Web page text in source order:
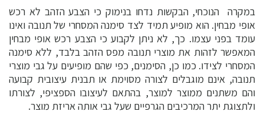
במקרה הנוכחי, הבקשות נדחו בנימוק כי הצבע הזהב לא רכש
אופי מבחין. הוא מופיע תמיד לצד סימנה המסחרי של תנובה ואינו
עומד בפני עצמו. כך, לא ניתן לקבוע כי הצבע רכש אופי מבחין
המאפשר לזהות את מוצרי תנובה מפס הזהב בלבד, ללא סימנה
המסחרי לצידו. כמו כן, הסימנים, כפי שהם מופיעים על גבי מוצרי
תנובה, אינם מוגבלים לצורה מסוימת או תבנית עיצובית קבועה
והם משתנים ממוצר למוצר, בהתאם לעיצובו הספציפי, לצורתו
ולתצוגת יתר המרכיבים הגרפיים שעל גבי אותה אריזת מוצר.